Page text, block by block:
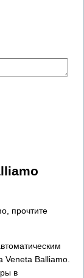
прочтите
Balliamo.
в